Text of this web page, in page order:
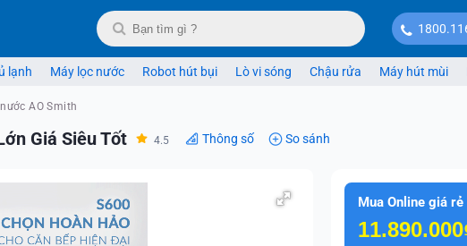
lạnh Máy lọc nước Robot hút bụi Lò vi sóng Chậu rửa Máy hút mùi
AO Smith
Giá Siêu Tốt 4.5 Thông số So sánh
Mua Online giá rẻ